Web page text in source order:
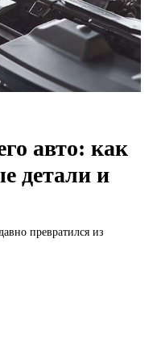
авто: как
детали и
превратился из